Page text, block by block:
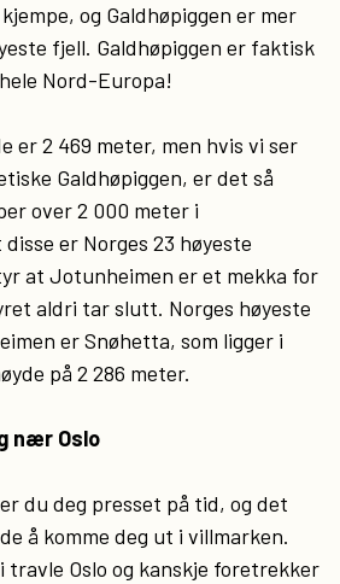
og Galdhøpiggen er mer
fjell. Galdhøpiggen er faktisk
Nord-Europa!
er 2 469 meter, men hvis vi ser
Galdhøpiggen, er det så
over 2 000 meter i
er Norges 23 høyeste
at Jotunheimen er et mekka for
aldri tar slutt. Norges høyeste
er Snøhetta, som ligger i
på 2 286 meter.
nær Oslo
du deg presset på tid, og det
å komme deg ut i villmarken.
travle Oslo og kanskje foretrekker